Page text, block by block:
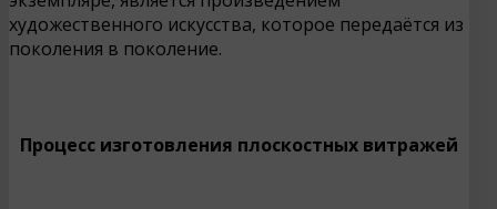
художественного искусства, которое передаётся из
поколения в поколение.
Процесс изготовления плоскостных витражей